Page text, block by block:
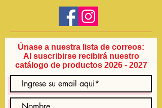
Únase a nuestra lista de correos:
Al suscribirse recibirá nuestro
catálogo de productos 2026 - 2027